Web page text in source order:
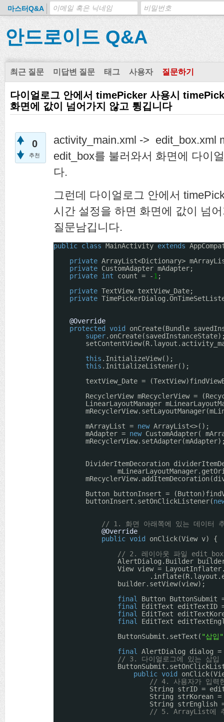
마스터Q&A
안드로이드 Q&A
최근 질문 미답변 질문 태그 사용자 질문하기
다이얼로그 안에서 timePicker 사용시
화면에 값이 넘어가지 않고 튕깁니다
0
추천
activity_main.xml -> edit_box.xml
edit_box를 불러와서 화면에 다이
다.
그런데 다이얼로그 안에서
시간 설정을 하면 화면에 값이 넘
질문남깁니다.
public class MainActivity extends
private ArrayList<Dictionary>
private CustomAdapter mAdapter;
private int count = -1 ;
private TextView textView_Date;
private
@Override
protected
void
onCreate(Bundle
super
this .InitializeView();
this .InitializeListener();
textView_Date =
RecyclerView mRecyclerView =
LinearLayoutManager
mArrayList = new ArrayList<>();
mAdapter = new CustomAdapter(
DividerItemDecoration
Button buttonInsert =
buttonInsert.setOnClickListener(
// 1. 화면 아래쪽에 있는 데이터
@Override
public void
onClick(View v) {
// 2. 레이아웃 파일
AlertDialog.Builder
View view =
builder.setView(view);
final
Button
final
EditText editTextID
final
EditText
final
EditText
ButtonSubmit.setText( "삽입"
final
AlertDialog dialog
// 3. 다이얼로그에 있는 삽입
public void
// 4. 사용자가 입력
String strID =
String strKorean
String strEnglish
// 5. ArrayList에 추